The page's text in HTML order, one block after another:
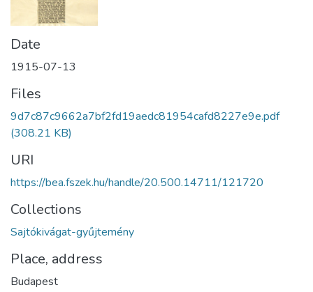
Date
1915-07-13
Files
9d7c87c9662a7bf2fd19aedc81954cafd8227e9e.pdf
(308.21 KB)
URI
https://bea.fszek.hu/handle/20.500.14711/121720
Collections
Sajtókivágat-gyűjtemény
Place, address
Budapest